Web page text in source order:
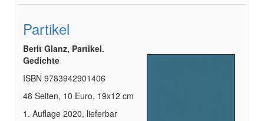
Partikel
Berit Glanz, Partikel.
Gedichte
ISBN 9783942901406
48 Seiten, 10 Euro, 19x12 cm
1. Auflage 2020, lieferbar